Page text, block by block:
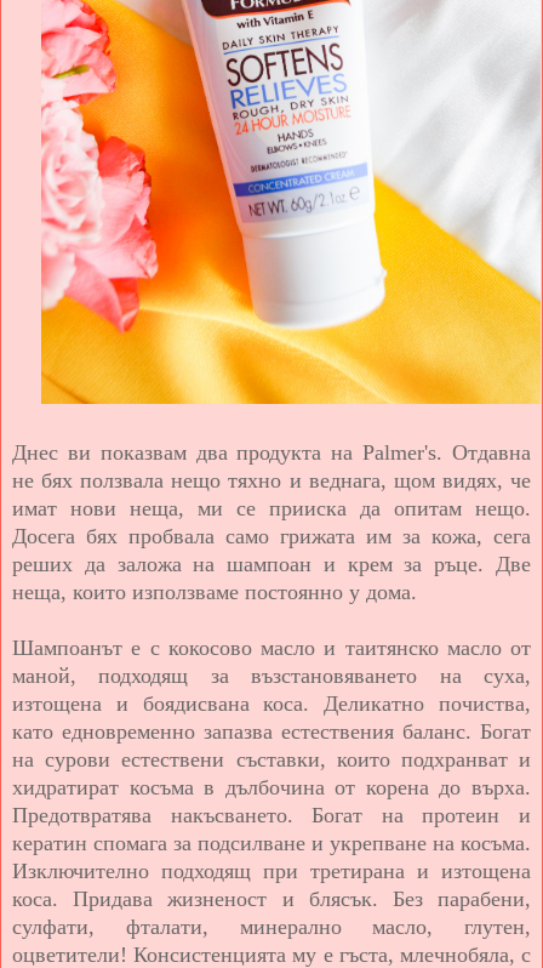
Днес ви показвам два продукта на Palmer's. Отдавна
не бях ползвала нещо тяхно и веднага, щом видях, че
имат нови неща, ми се прииска да опитам нещо.
Досега бях пробвала само грижата им за кожа, сега
реших да заложа на шампоан и крем за ръце. Две
неща, които използваме постоянно у дома.
Шампоанът е с кокосово масло и таитянско масло от
маной, подходящ за възстановяването на суха,
изтощена и боядисвана коса. Деликатно почиства,
като едновременно запазва естествения баланс. Богат
на сурови естествени съставки, които подхранват и
хидратират косъма в дълбочина от корена до върха.
Предотвратява накъсването. Богат на протеин и
кератин спомага за подсилване и укрепване на косъма.
Изключително подходящ при третирана и изтощена
коса. Придава жизненост и блясък. Без парабени,
сулфати, фталати, минерално масло, глутен,
оцветители! Консистенцията му е гъста, млечнобяла, с